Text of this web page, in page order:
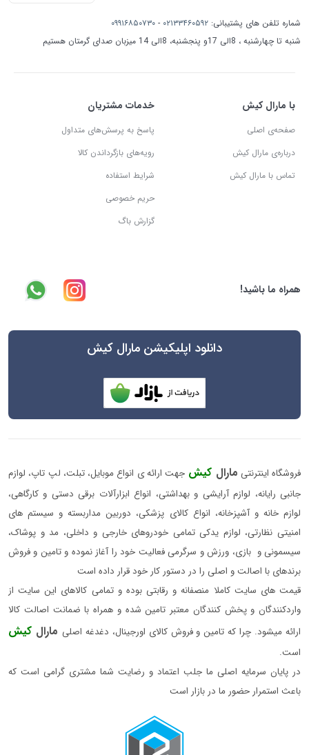
شماره تلفن های پشتیبانی: ۰۲۱۳۳۴۶۰۵۹۲ - ۰۹۹۱۶۸۵۰۷۳۰
شنبه تا چهارشنبه ، 8الی 17و پنجشنبه، 8الی 14 میزبان صدای گرمتان هستیم
با مارال کیش
صفحه‌ی اصلی
درباره‌ی مارال کیش
تماس با مارال کیش
خدمات مشتریان
پاسخ به پرسش‌های متداول
رویه‌های بازگرداندن کالا
شرایط استفاده
حریم خصوصی
گزارش باگ
همراه ما باشید!
دانلود اپلیکیشن مارال کیش
فروشگاه اینترنتی مارال کیش جهت ارائه ی انواع موبایل، تبلت، لپ تاپ، لوازم
جانبی رایانه، لوازم آرایشی و بهداشتی، انواع ابزارآلات برقی دستی و کارگاهی،
لوازم خانه و آشپزخانه، انواع کالای پزشکی، دوربین مداربسته و سیستم های
امنیتی نظارتی، لوازم یدکی تمامی خودروهای خارجی و داخلی، مد و پوشاک،
سیسمونی و بازی، ورزش و سرگرمی فعالیت خود را آغاز نموده و تامین و فروش
برندهای با اصالت و اصلی را در دستور کار خود قرار داده است
قیمت های سایت کاملا منصفانه و رقابتی بوده و تمامی کالاهای این سایت از
واردکنندگان و پخش کنندگان معتبر تامین شده و همراه با ضمانت اصالت کالا
ارائه میشود. چرا که تامین و فروش کالای اورجینال، دغدغه اصلی مارال کیش
است.
در پایان سرمایه اصلی ما جلب اعتماد و رضایت شما مشتری گرامی است که
باعث استمرار حضور ما در بازار است